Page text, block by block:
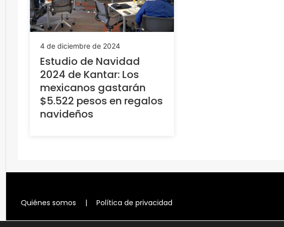
4 de diciembre de 2024
Estudio de Navidad
2024 de Kantar: Los
mexicanos gastarán
$5.522 pesos en regalos
navideños
Quiénes somos | Política de privacidad